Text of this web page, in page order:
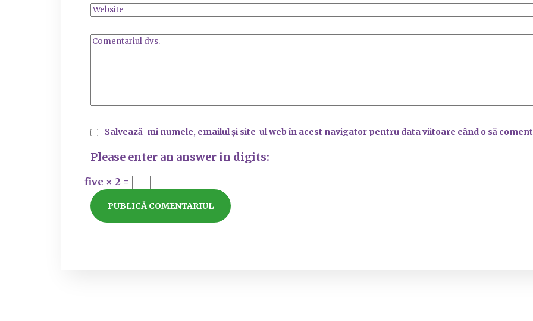
Salvează-mi numele, emailul și site-ul web în acest navigator pentru data viitoare când o să
Please enter an answer in digits:
five × 2 =